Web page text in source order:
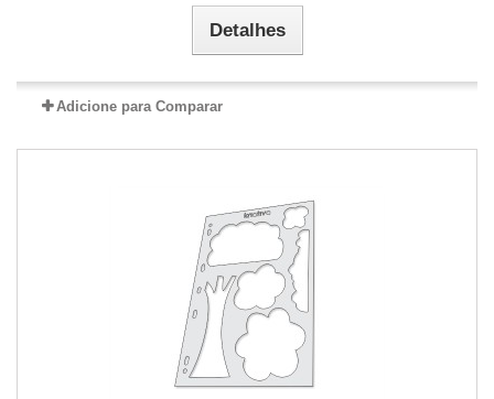
Detalhes
Adicione para Comparar